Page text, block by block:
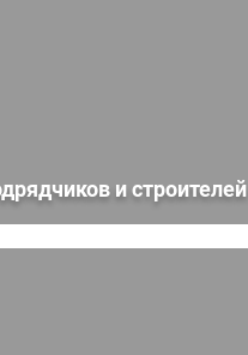
и строителей